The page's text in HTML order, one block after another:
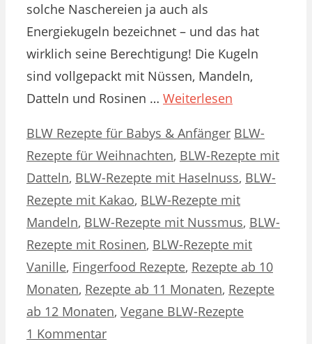
solche Naschereien ja auch als
Energiekugeln bezeichnet – und das hat
wirklich seine Berechtigung! Die Kugeln
sind vollgepackt mit Nüssen, Mandeln,
Datteln und Rosinen … Weiterlesen
Kategorien
BLW Rezepte für Babys & Anfänger Schlagwörter
BLW-
Rezepte für Weihnachten, BLW-Rezepte mit
Datteln, BLW-Rezepte mit Haselnuss, BLW-
Rezepte mit Kakao, BLW-Rezepte mit
Mandeln, BLW-Rezepte mit Nussmus, BLW-
Rezepte mit Rosinen, BLW-Rezepte mit
Vanille, Fingerfood Rezepte, Rezepte ab 10
Monaten, Rezepte ab 11 Monaten, Rezepte
ab 12 Monaten, Vegane BLW-Rezepte
1 Kommentar